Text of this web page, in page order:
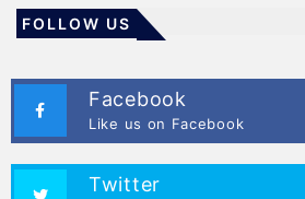
FOLLOW US
Facebook
Like us on Facebook
Twitter